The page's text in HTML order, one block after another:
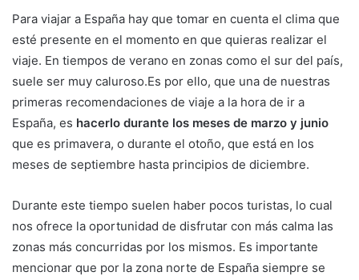
Para viajar a España hay que tomar en cuenta el clima que
esté presente en el momento en que quieras realizar el
viaje. En tiempos de verano en zonas como el sur del país,
suele ser muy caluroso.Es por ello, que una de nuestras
primeras recomendaciones de viaje a la hora de ir a
España, es hacerlo durante los meses de marzo y junio
que es primavera, o durante el otoño, que está en los
meses de septiembre hasta principios de diciembre.
Durante este tiempo suelen haber pocos turistas, lo cual
nos ofrece la oportunidad de disfrutar con más calma las
zonas más concurridas por los mismos. Es importante
mencionar que por la zona norte de España siempre se